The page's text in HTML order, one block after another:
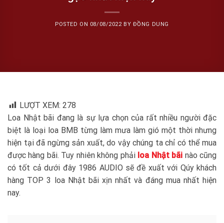
POSTED ON 08/08/2022BY ĐỒNG DUNG
LƯỢT XEM: 278
Loa Nhật bãi đang là sự lựa chọn của rất nhiều người đặc
biệt là loại loa BMB từng làm mưa làm gió một thời nhưng
hiện tại đã ngừng sản xuất, do vậy chúng ta chỉ có thể mua
được hàng bãi. Tuy nhiên không phải loa Nhật bãi nào cũng
có tốt cả dưới đây 1986 AUDIO sẽ đề xuất với Qúy khách
hàng TOP 3 loa Nhật bãi xịn nhất và đáng mua nhất hiện
nay.